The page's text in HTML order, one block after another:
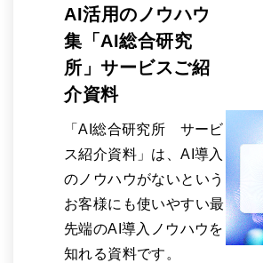
AI活用のノウハウ
集「AI総合研究
所」サービスご紹
介資料
「AI総合研究所 サービ
ス紹介資料」は、AI導入
のノウハウがないという
お客様にも使いやすい最
先端のAI導入ノウハウを
知れる資料です。